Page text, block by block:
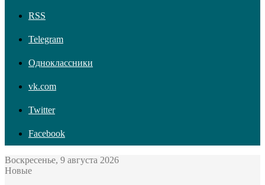
RSS
Telegram
Одноклассники
vk.com
Twitter
Facebook
Воскресенье, 9 августа 2026
Новые